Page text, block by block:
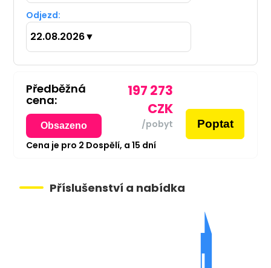
Odjezd:
22.08.2026▼
Předběžná
cena:
Obsazeno
197 273
CZK
/pobyt Poptat
Cena je pro 2 Dospělí, a 15 dní
Příslušenství a nabídka